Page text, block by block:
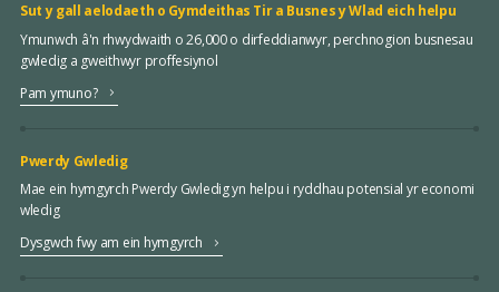
Sut y gall aelodaeth o Gymdeithas Tir a Busnes y Wlad eich helpu
Ymunwch â'n rhwydwaith o 26,000 o dirfeddianwyr, perchnogion busnesau
gwledig a gweithwyr proffesiynol
Pam ymuno?
Pwerdy Gwledig
Mae ein hymgyrch Pwerdy Gwledig yn helpu i ryddhau potensial yr economi
wledig
Dysgwch fwy am ein hymgyrch